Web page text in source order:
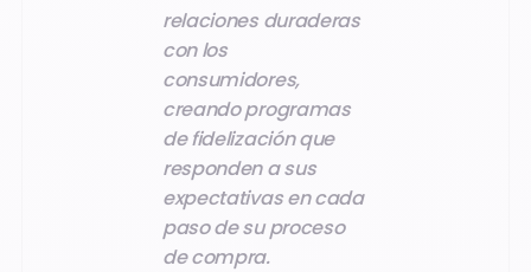
relaciones duraderas
con los
consumidores,
creando programas
de fidelización que
responden a sus
expectativas en cada
paso de su proceso
de compra.